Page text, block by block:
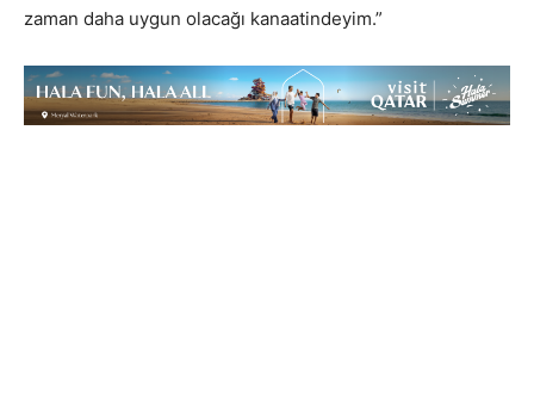
zaman daha uygun olacağı kanaatindeyim.”